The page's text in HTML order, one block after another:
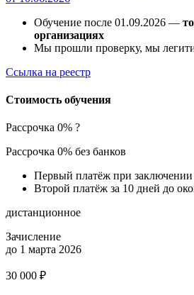
Обучение после 01.09.2026 —
организациях
Мы прошли проверку, мы
Ссылка на реестр
Стоимость обучения
Рассрочка 0% ?
Рассрочка 0% без банков
Первый платёж при заключении
Второй платёж за 10 дней до
дистанционное
Зачисление
до 1 марта 2026
30 000 ₽